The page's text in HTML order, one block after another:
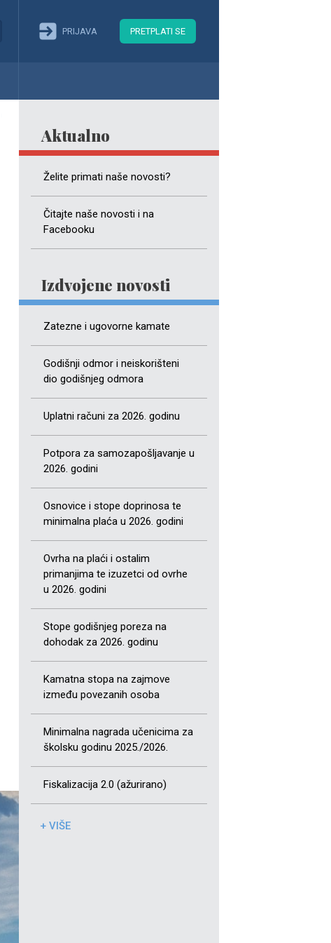
PRIJAVA PRETPLATI SE
Aktualno
Želite primati naše novosti?
Čitajte naše novosti i na
Facebooku
Izdvojene novosti
Zatezne i ugovorne kamate
Godišnji odmor i neiskorišteni
dio godišnjeg odmora
Uplatni računi za 2026. godinu
Potpora za samozapošljavanje u
2026. godini
Osnovice i stope doprinosa te
minimalna plaća u 2026. godini
Ovrha na plaći i ostalim
primanjima te izuzetci od ovrhe
u 2026. godini
Stope godišnjeg poreza na
dohodak za 2026. godinu
Kamatna stopa na zajmove
između povezanih osoba
Minimalna nagrada učenicima za
školsku godinu 2025./2026.
Fiskalizacija 2.0 (ažurirano)
+ VIŠE